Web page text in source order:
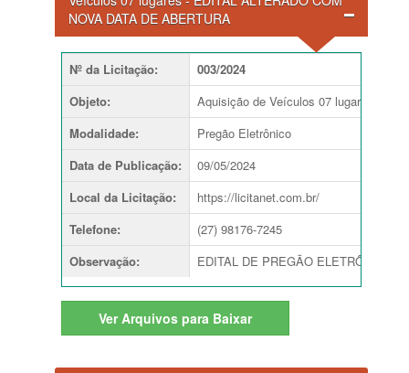
NOVA DATA DE ABERTURA
Nº da Licitação:
003/2024
Objeto:
Aquisição de Veículos 07 lugares
Modalidade:
Pregão Eletrônico
Data de Publicação:
09/05/2024
Local da Licitação:
https://licitanet.com.br/
Telefone:
(27) 98176-7245
Observação: EDITAL DE PREGÃO ELETRÔNICO
Ver Arquivos para Baixar